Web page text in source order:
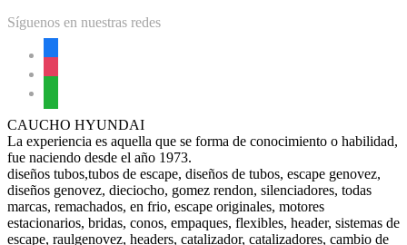
Síguenos en nuestras redes
CAUCHO HYUNDAI
La experiencia es aquella que se forma de conocimiento o habilidad,
fue naciendo desde el año 1973.
diseños tubos,tubos de escape, diseños de tubos, escape genovez,
diseños genovez, dieciocho, gomez rendon, silenciadores, todas
marcas, remachados, en frio, escape originales, motores
estacionarios, bridas, conos, empaques, flexibles, header, sistemas de
escape, raulgenovez, headers, catalizador, catalizadores, cambio de